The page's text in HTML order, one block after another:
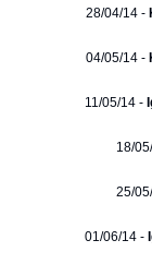
28/04/14 -
04/05/14 -
11/05/14 -
18/
25/
01/06/14 -